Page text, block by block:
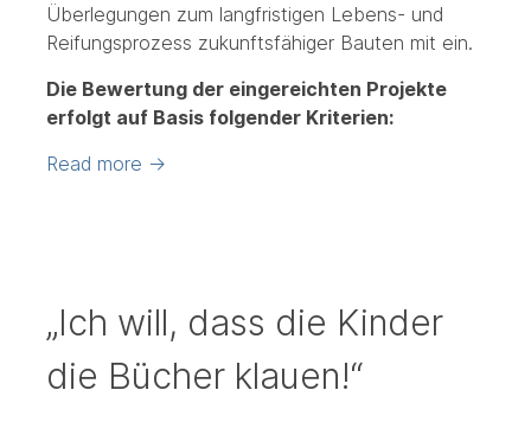
Überlegungen zum langfristigen Lebens- und
Reifungsprozess zukunftsfähiger Bauten mit ein.
Die Bewertung der eingereichten Projekte
erfolgt auf Basis folgender Kriterien:
Read more →
„Ich will, dass die Kinder
die Bücher klauen!“